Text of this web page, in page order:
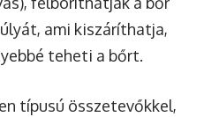
ami kiszáríthatja,
teheti a bőrt.
típusú összetevőkkel,